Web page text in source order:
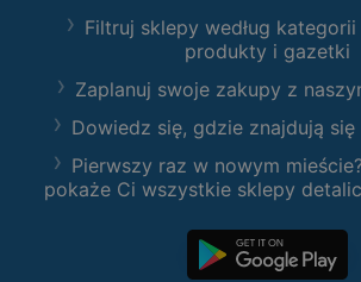
Filtruj sklepy według
produkty i gazetki
Zaplanuj swoje zakupy z
Dowiedz się, gdzie znajdują
Pierwszy raz w nowym
pokaże Ci wszystkie sklepy